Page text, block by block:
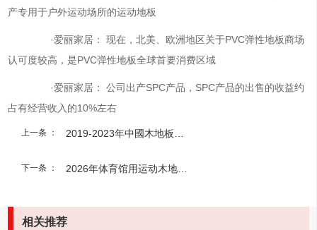
产专用于户外运动场所的运动地板
·爱丽家居： 现在，北美、欧洲地区关于PVC弹性地板商场
认可度较高，是PVC弹性地板全球首要消费区域
·爱丽家居： 公司出产SPC产品，SPC产品的出售的收益约
占有经营收入的10%左右
上一条 ： 2019-2023年中國木地板行業投資远景預測報告
下一条 ： 2026年体育馆用运动木地板十大品牌揭晓引领体育设施品质新高度
相关推荐